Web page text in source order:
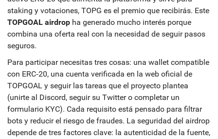
staking y votaciones, TOPG es el premio que recibirás. Este
TOPGOAL airdrop ha generado mucho interés porque
combina una oferta real con la necesidad de seguir pasos
seguros.
Para participar necesitas tres cosas: una wallet compatible
con ERC‑20, una cuenta verificada en la web oficial de
TOPGOAL y seguir las tareas que el proyecto plantea
(unirte al Discord, seguir su Twitter o completar un
formulario KYC). Cada requisito está pensado para filtrar
bots y reducir el riesgo de fraudes. La seguridad del airdrop
depende de tres factores clave: la autenticidad de la fuente,